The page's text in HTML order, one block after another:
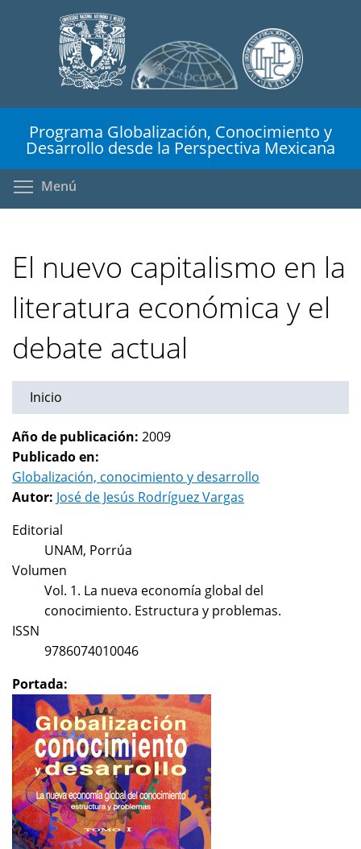
contenido
Programa Globalización, Conocimiento y
Desarrollo desde la Perspectiva Mexicana
Menú
El nuevo capitalismo en la
literatura económica y el
debate actual
Inicio
Año de publicación: 2009
Publicado en:
Globalización, conocimiento y desarrollo
Autor: José de Jesús Rodríguez Vargas
Editorial
UNAM, Porrúa
Volumen
Vol. 1. La nueva economía global del
conocimiento. Estructura y problemas.
ISSN
9786074010046
Portada: